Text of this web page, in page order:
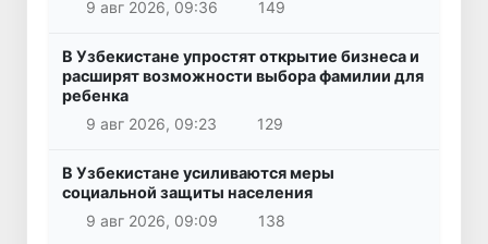
9 авг 2026, 09:36
149
В Узбекистане упростят открытие бизнеса и
расширят возможности выбора фамилии для
ребенка
9 авг 2026, 09:23
129
В Узбекистане усиливаются меры
социальной защиты населения
9 авг 2026, 09:09
138